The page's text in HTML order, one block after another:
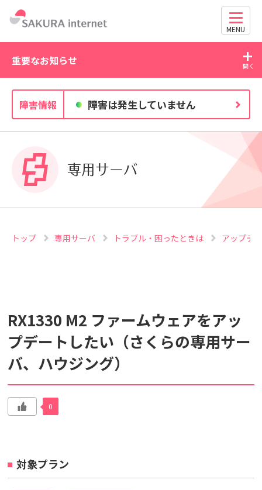
MENU
すべて
サポート情報
よくあるご質問
動画マニュアル
個人情報保護のため、お名前や連絡先、会員IDを入力しないでください。
サイト内検索について
重要なお知らせ
2026/07/21
WordPress の脆弱性にご注意ください（CVE-2026-
障害情報 障害は発生していません
専用サーバ
トップ 専用サーバ トラブル・困ったときは アップデ
RX1330 M2 ファームウェアをアッ
プデートしたい（さくらの専用サー
バ、ハウジング）
0
対象プラン